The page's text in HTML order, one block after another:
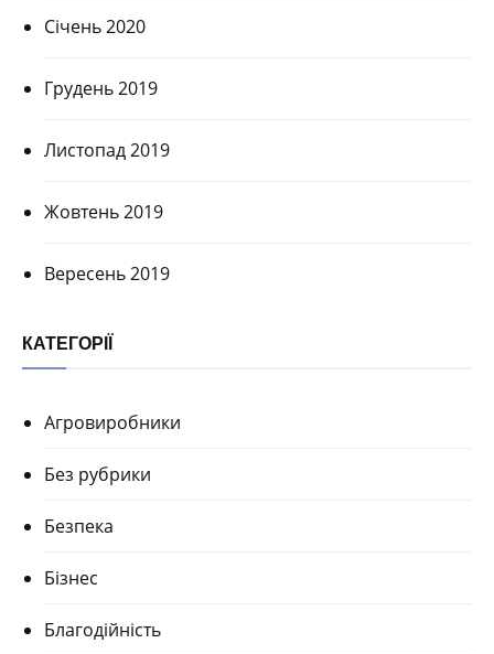
Січень 2020
Грудень 2019
Листопад 2019
Жовтень 2019
Вересень 2019
КАТЕГОРІЇ
Агровиробники
Без рубрики
Безпека
Бізнес
Благодійність